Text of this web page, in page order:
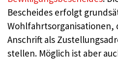
Bescheides erfolgt
Wohlfahrtsorganisationen,
Anschrift als
stellen. Möglich ist aber